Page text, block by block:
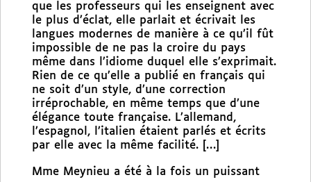
que les professeurs qui les enseignent avec
le plus d’éclat, elle parlait et écrivait les
langues modernes de manière à ce qu’il fût
impossible de ne pas la croire du pays
même dans l’idiome duquel elle s’exprimait.
Rien de ce qu’elle a publié en français qui
ne soit d’un style, d’une correction
irréprochable, en même temps que d’une
élégance toute française. L’allemand,
l’espagnol, l’italien étaient parlés et écrits
par elle avec la même facilité. […]
Mme Meynieu a été à la fois un puissant